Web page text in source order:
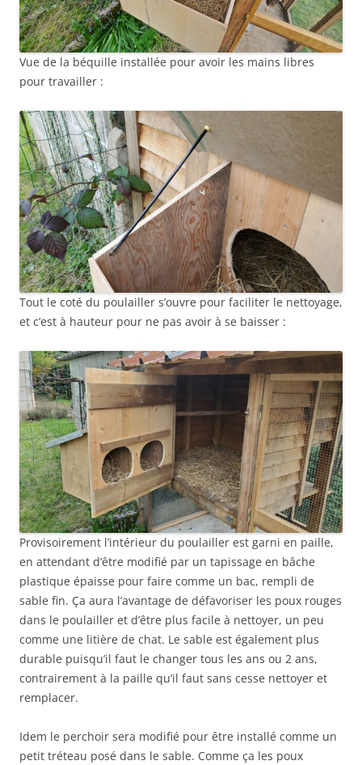
Vue de la béquille installée pour avoir les mains libres
pour travailler :
Tout le coté du poulailler s’ouvre pour faciliter le nettoyage,
et c’est à hauteur pour ne pas avoir à se baisser :
Provisoirement l’intérieur du poulailler est garni en paille,
en attendant d’être modifié par un tapissage en bâche
plastique épaisse pour faire comme un bac, rempli de
sable fin. Ça aura l’avantage de défavoriser les poux rouges
dans le poulailler et d’être plus facile à nettoyer, un peu
comme une litière de chat. Le sable est également plus
durable puisqu’il faut le changer tous les ans ou 2 ans,
contrairement à la paille qu’il faut sans cesse nettoyer et
remplacer.
Idem le perchoir sera modifié pour être installé comme un
petit tréteau posé dans le sable. Comme ça les poux